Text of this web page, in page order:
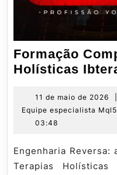
Formação
Holísticas
11 de maio de 2026
Equipe especialista
03:48
Engenharia Reversa: a Formação Completa em 70
Terapias